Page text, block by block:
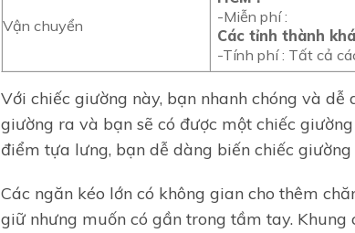
Vận chuyển
-Miễn phí :
Các tỉnh thành
-Tính phí : Tất cả
Với chiếc giường này, bạn nhanh chóng và
giường ra và bạn sẽ có được một chiếc
điểm tựa lưng, bạn dễ dàng biến chiếc
Các ngăn kéo lớn có không gian cho thêm
giữ nhưng muốn có gần trong tầm tay. Khung